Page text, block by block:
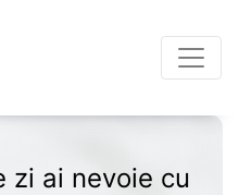
zi ai nevoie cu